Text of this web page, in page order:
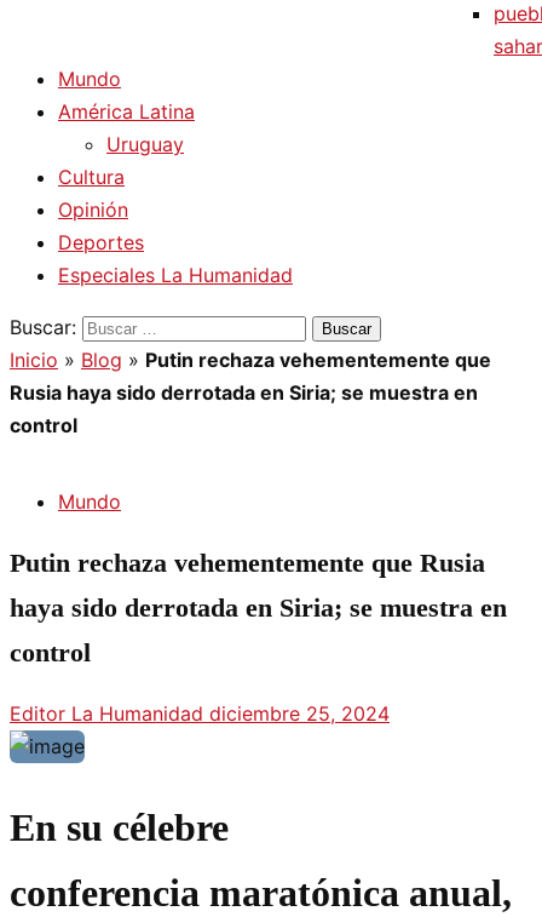
Mundo
América Latina
Uruguay
Cultura
Opinión
Deportes
Especiales La Humanidad
Buscar:
Inicio » Blog » Putin rechaza vehementemente que
Rusia haya sido derrotada en Siria; se muestra en
control
Mundo
Putin rechaza vehementemente que Rusia
haya sido derrotada en Siria; se muestra en
control
Editor La Humanidad diciembre 25, 2024
En su célebre
conferencia maratónica anual,